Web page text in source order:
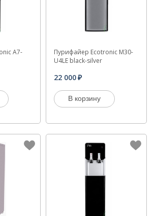
A7-
Пурифайер Ecotronic M30-
U4LE black-silver
22 000
В корзину